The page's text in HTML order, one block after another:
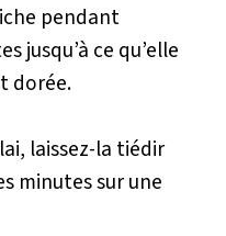
pendant
jusqu’à ce qu’elle
dorée.
laissez-la tiédir
minutes sur une